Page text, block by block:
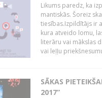
Likums paredz, ka
mantiskās. Šoreiz
tiesības.Izpildītājs ir
kura atveido lomu,
literāru vai mākslas
vai leļļu
SĀKAS
2017”